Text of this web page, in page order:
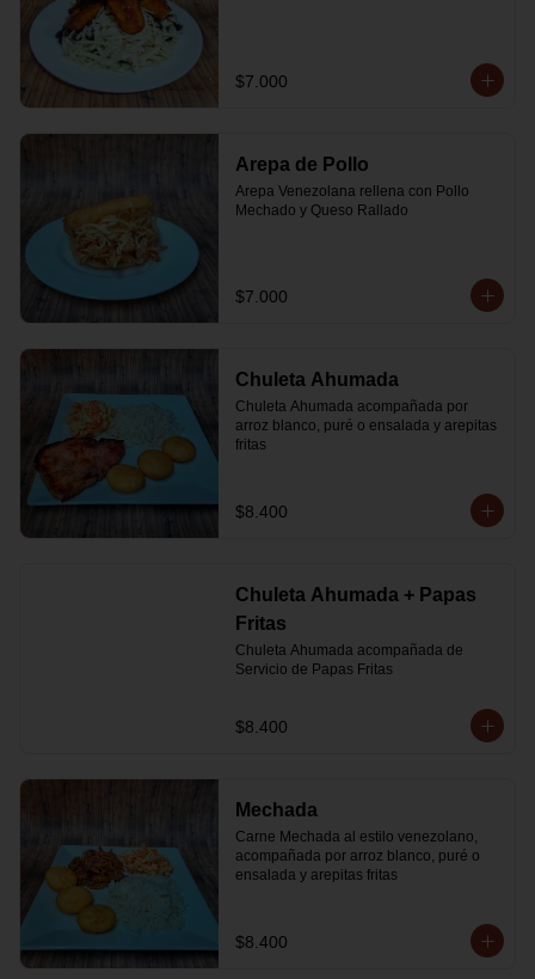
$7.000
Arepa de Pollo
Arepa Venezolana rellena con Pollo
Mechado y Queso Rallado
$7.000
Chuleta Ahumada
Chuleta Ahumada acompañada por
arroz blanco, puré o ensalada y arepitas
fritas
$8.400
Chuleta Ahumada + Papas
Fritas
Chuleta Ahumada acompañada de
Servicio de Papas Fritas
$8.400
Mechada
Carne Mechada al estilo venezolano,
acompañada por arroz blanco, puré o
ensalada y arepitas fritas
$8.400